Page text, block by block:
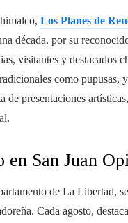
Los Planes de
década, por su
visitantes y destacados
como
presentaciones
San Juan
de La Libertad,
Cada agosto,